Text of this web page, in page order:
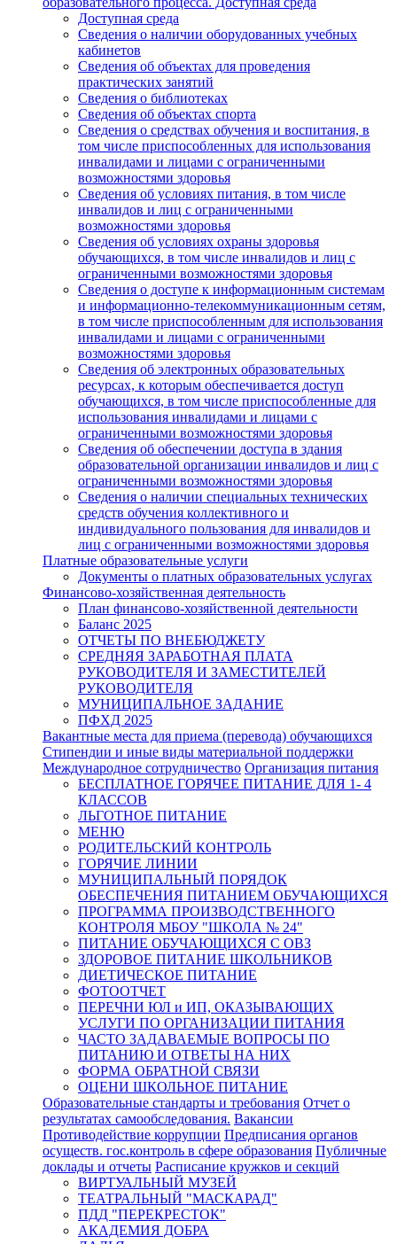
Доступная среда
Сведения о наличии оборудованных учебных
кабинетов
Сведения об объектах для проведения
практических занятий
Сведения о библиотеках
Сведения об объектах спорта
Сведения о средствах обучения и воспитания, в
том числе приспособленных для использования
инвалидами и лицами с ограниченными
возможностями здоровья
Сведения об условиях питания, в том числе
инвалидов и лиц с ограниченными
возможностями здоровья
Сведения об условиях охраны здоровья
обучающихся, в том числе инвалидов и лиц с
ограниченными возможностями здоровья
Сведения о доступе к информационным системам
и информационно-телекоммуникационным сетям,
в том числе приспособленным для использования
инвалидами и лицами с ограниченными
возможностями здоровья
Сведения об электронных образовательных
ресурсах, к которым обеспечивается доступ
обучающихся, в том числе приспособленные для
использования инвалидами и лицами с
ограниченными возможностями здоровья
Сведения об обеспечении доступа в здания
образовательной организации инвалидов и лиц с
ограниченными возможностями здоровья
Сведения о наличии специальных технических
средств обучения коллективного и
индивидуального пользования для инвалидов и
лиц с ограниченными возможностями здоровья
Платные образовательные услуги
Документы о платных образовательных услугах
Финансово-хозяйственная деятельность
План финансово-хозяйственной деятельности
Баланс 2025
ОТЧЕТЫ ПО ВНЕБЮДЖЕТУ
СРЕДНЯЯ ЗАРАБОТНАЯ ПЛАТА
РУКОВОДИТЕЛЯ И ЗАМЕСТИТЕЛЕЙ
РУКОВОДИТЕЛЯ
МУНИЦИПАЛЬНОЕ ЗАДАНИЕ
ПФХД 2025
Вакантные места для приема (перевода) обучающихся
Стипендии и иные виды материальной поддержки
Международное сотрудничество Организация питания
БЕСПЛАТНОЕ ГОРЯЧЕЕ ПИТАНИЕ ДЛЯ 1- 4
КЛАССОВ
ЛЬГОТНОЕ ПИТАНИЕ
МЕНЮ
РОДИТЕЛЬСКИЙ КОНТРОЛЬ
ГОРЯЧИЕ ЛИНИИ
МУНИЦИПАЛЬНЫЙ ПОРЯДОК
ОБЕСПЕЧЕНИЯ ПИТАНИЕМ ОБУЧАЮЩИХСЯ
ПРОГРАММА ПРОИЗВОДСТВЕННОГО
КОНТРОЛЯ МБОУ "ШКОЛА № 24"
ПИТАНИЕ ОБУЧАЮЩИХСЯ С ОВЗ
ЗДОРОВОЕ ПИТАНИЕ ШКОЛЬНИКОВ
ДИЕТИЧЕСКОЕ ПИТАНИЕ
ФОТООТЧЕТ
ПЕРЕЧНИ ЮЛ и ИП, ОКАЗЫВАЮЩИХ
УСЛУГИ ПО ОРГАНИЗАЦИИ ПИТАНИЯ
ЧАСТО ЗАДАВАЕМЫЕ ВОПРОСЫ ПО
ПИТАНИЮ И ОТВЕТЫ НА НИХ
ФОРМА ОБРАТНОЙ СВЯЗИ
ОЦЕНИ ШКОЛЬНОЕ ПИТАНИЕ
Образовательные стандарты и требования Отчет о
результатах самообследования. Вакансии
Противодействие коррупции Предписания органов
осуществ. гос.контроль в сфере образования Публичные
доклады и отчеты Расписание кружков и секций
ВИРТУАЛЬНЫЙ МУЗЕЙ
ТЕАТРАЛЬНЫЙ "МАСКАРАД"
ПДД "ПЕРЕКРЕСТОК"
АКАДЕМИЯ ДОБРА